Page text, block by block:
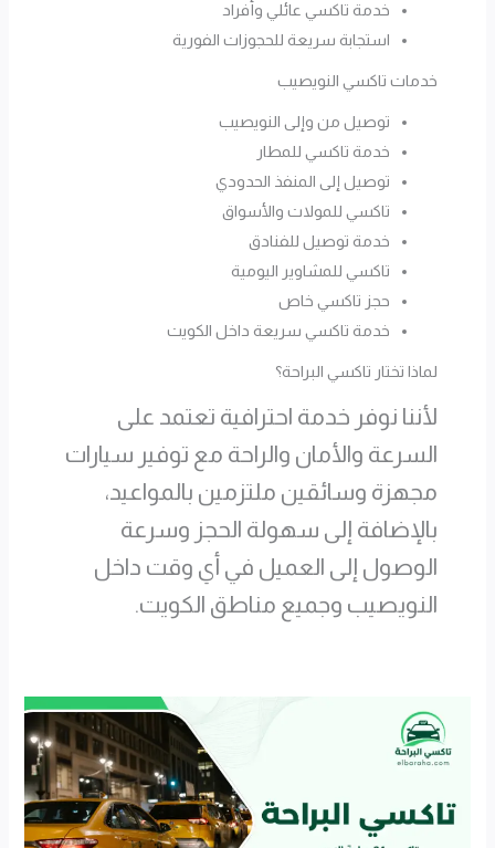
خدمة تاكسي عائلي وأفراد
استجابة سريعة للحجوزات الفورية
خدمات تاكسي النويصيب
توصيل من وإلى النويصيب
خدمة تاكسي للمطار
توصيل إلى المنفذ الحدودي
تاكسي للمولات والأسواق
خدمة توصيل للفنادق
تاكسي للمشاوير اليومية
حجز تاكسي خاص
خدمة تاكسي سريعة داخل الكويت
لماذا تختار تاكسي البراحة؟
لأننا نوفر خدمة احترافية تعتمد على
السرعة والأمان والراحة مع توفير سيارات
مجهزة وسائقين ملتزمين بالمواعيد،
بالإضافة إلى سهولة الحجز وسرعة
الوصول إلى العميل في أي وقت داخل
النويصيب وجميع مناطق الكويت.
تاكسي
ساعة
النويصيب
خدمة